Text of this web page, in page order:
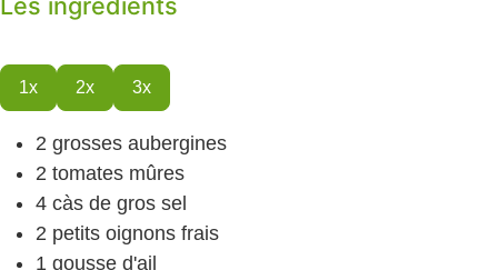
1x 2x 3x
2 grosses aubergines
2 tomates mûres
4 càs de gros sel
2 petits oignons frais
1 gousse d'ail